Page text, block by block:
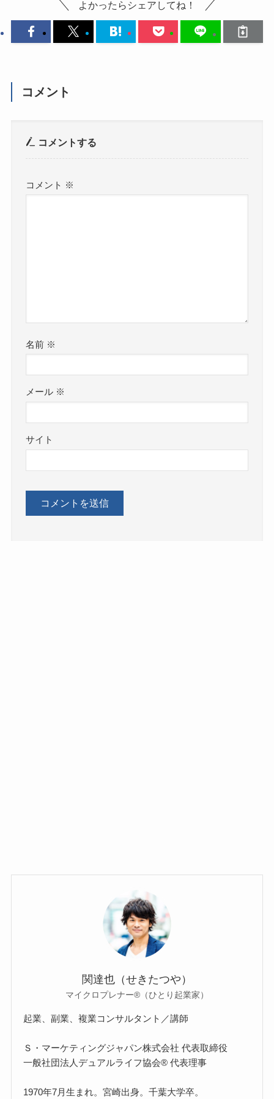
よかったらシェアしてね！
コメント
コメントする
コメント ※
名前 ※
メール ※
サイト
関達也（せきたつや）
マイクロプレナー®（ひとり起業家）
起業、副業、複業コンサルタント／講師
Ｓ・マーケティングジャパン株式会社 代表取締役
一般社団法人デュアルライフ協会® 代表理事
1970年7月生まれ。宮崎出身。千葉大学卒。